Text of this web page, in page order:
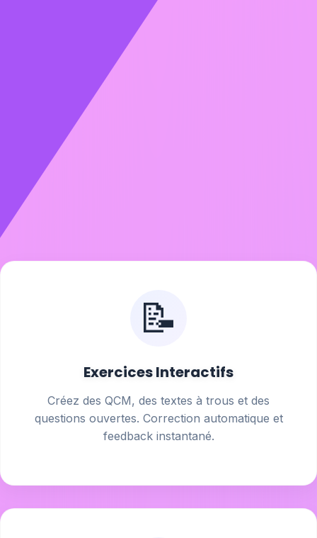
📝
Exercices Interactifs
Créez des QCM, des textes à trous et des
questions ouvertes. Correction automatique et
feedback instantané.